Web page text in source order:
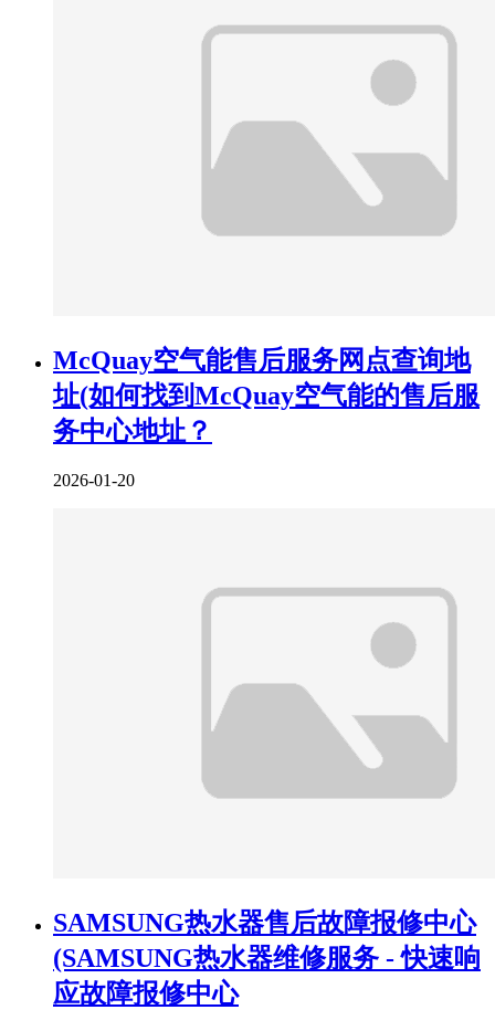
McQuay空气能售后服务网点查询地
址(如何找到McQuay空气能的售后服
务中心地址？
2026-01-20
SAMSUNG热水器售后故障报修中心
(SAMSUNG热水器维修服务 - 快速响
应故障报修中心